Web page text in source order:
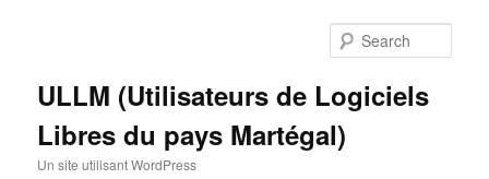
ULLM (Utilisateurs de Logiciels
Libres du pays Martégal)
Un site utilisant WordPress